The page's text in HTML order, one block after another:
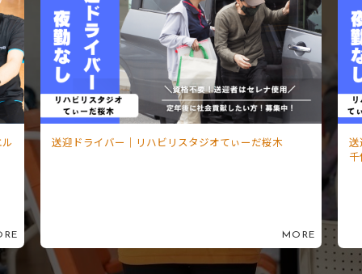
送迎ドライバー｜リハビリスタジオてぃーだ桜木
MORE